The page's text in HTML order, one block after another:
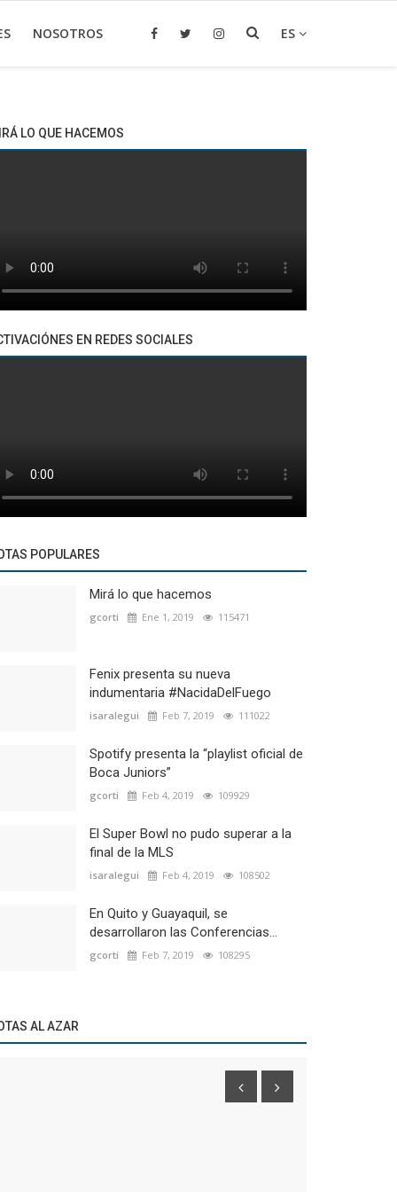
NOSOTROS ES
LO QUE HACEMOS
EN REDES SOCIALES
POPULARES
Mirá lo que hacemos
gcorti Ene 1, 2019 115471
Fenix presenta su nueva
indumentaria #NacidaDelFuego
isaralegui Feb 7, 2019 111022
Spotify presenta la “playlist oficial de
Boca Juniors”
gcorti Feb 4, 2019 109929
El Super Bowl no pudo superar a la
final de la MLS
isaralegui Feb 4, 2019 108502
En Quito y Guayaquil, se
desarrollaron las Conferencias...
gcorti Feb 7, 2019 108295
AL AZAR